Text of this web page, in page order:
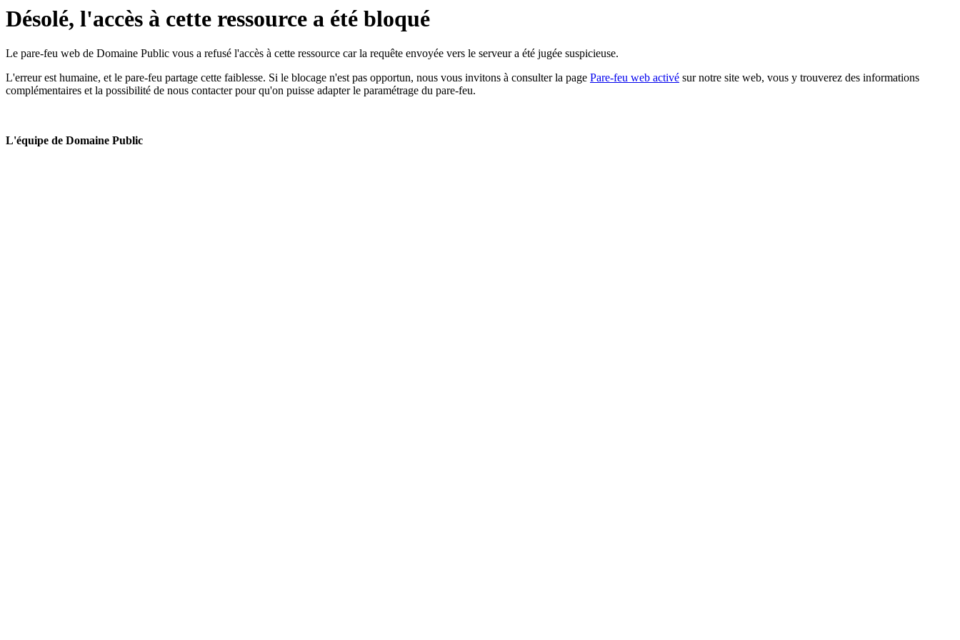
Désolé, l'accès à cette ressource a été bloqué
Le pare-feu web de Domaine Public vous a refusé l'accès à cette ressource car la requête envoyée vers le serveur a été jugée suspicieuse.
L'erreur est humaine, et le pare-feu partage cette faiblesse. Si le blocage n'est pas opportun, nous vous invitons à consulter la page Pare-feu web activé sur notre site web, vous y trouverez des informations
complémentaires et la possibilité de nous contacter pour qu'on puisse adapter le paramétrage du pare-feu.
L'équipe de Domaine Public